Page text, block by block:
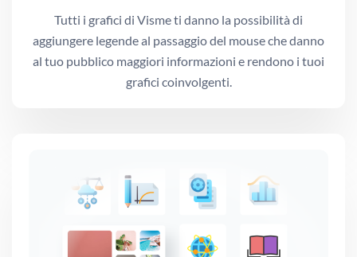
Tutti i grafici di Visme ti danno la possibilità di
aggiungere legende al passaggio del mouse che danno
al tuo pubblico maggiori informazioni e rendono i tuoi
grafici coinvolgenti.